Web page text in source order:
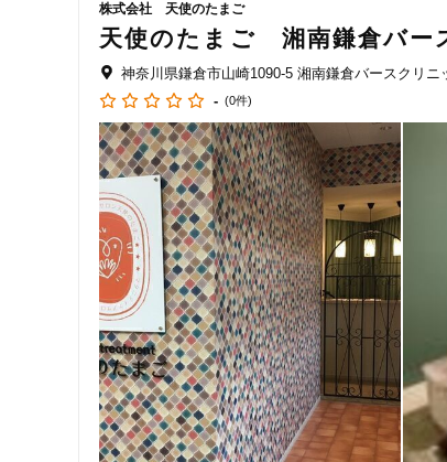
株式会社 天使のたまご
天使のたまご 湘南鎌倉バー
神奈川県鎌倉市山崎1090-5 湘南鎌倉バースクリニ
- (0件)